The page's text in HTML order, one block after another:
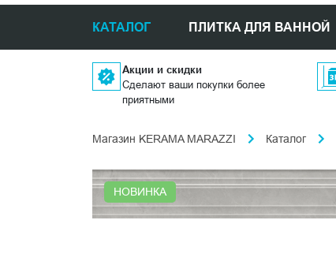
КАТАЛОГ ПЛИТКА ДЛЯ ВАННОЙ
Акции и скидки
Сделают ваши покупки более
приятными
Магазин KERAMA MARAZZI Каталог
НОВИНКА